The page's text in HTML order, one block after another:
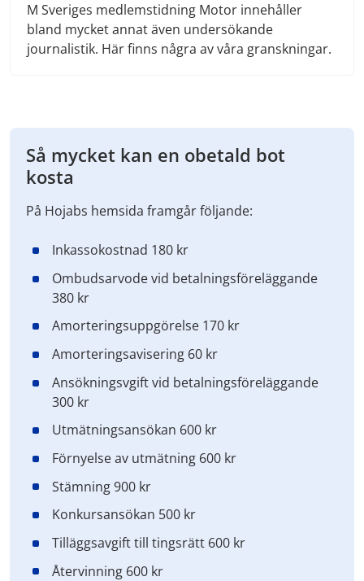
M Sveriges medlemstidning Motor innehåller
bland mycket annat även undersökande
journalistik. Här finns några av våra granskningar.
Så mycket kan en obetald bot
kosta
På Hojabs hemsida framgår följande:
Inkassokostnad 180 kr
Ombudsarvode vid betalningsföreläggande
380 kr
Amorteringsuppgörelse 170 kr
Amorteringsavisering 60 kr
Ansökningsvgift vid betalningsföreläggande
300 kr
Utmätningsansökan 600 kr
Förnyelse av utmätning 600 kr
Stämning 900 kr
Konkursansökan 500 kr
Tilläggsavgift till tingsrätt 600 kr
Återvinning 600 kr